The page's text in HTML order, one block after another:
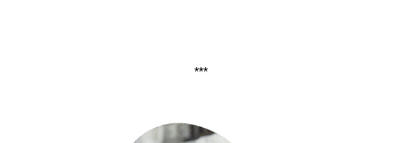
***